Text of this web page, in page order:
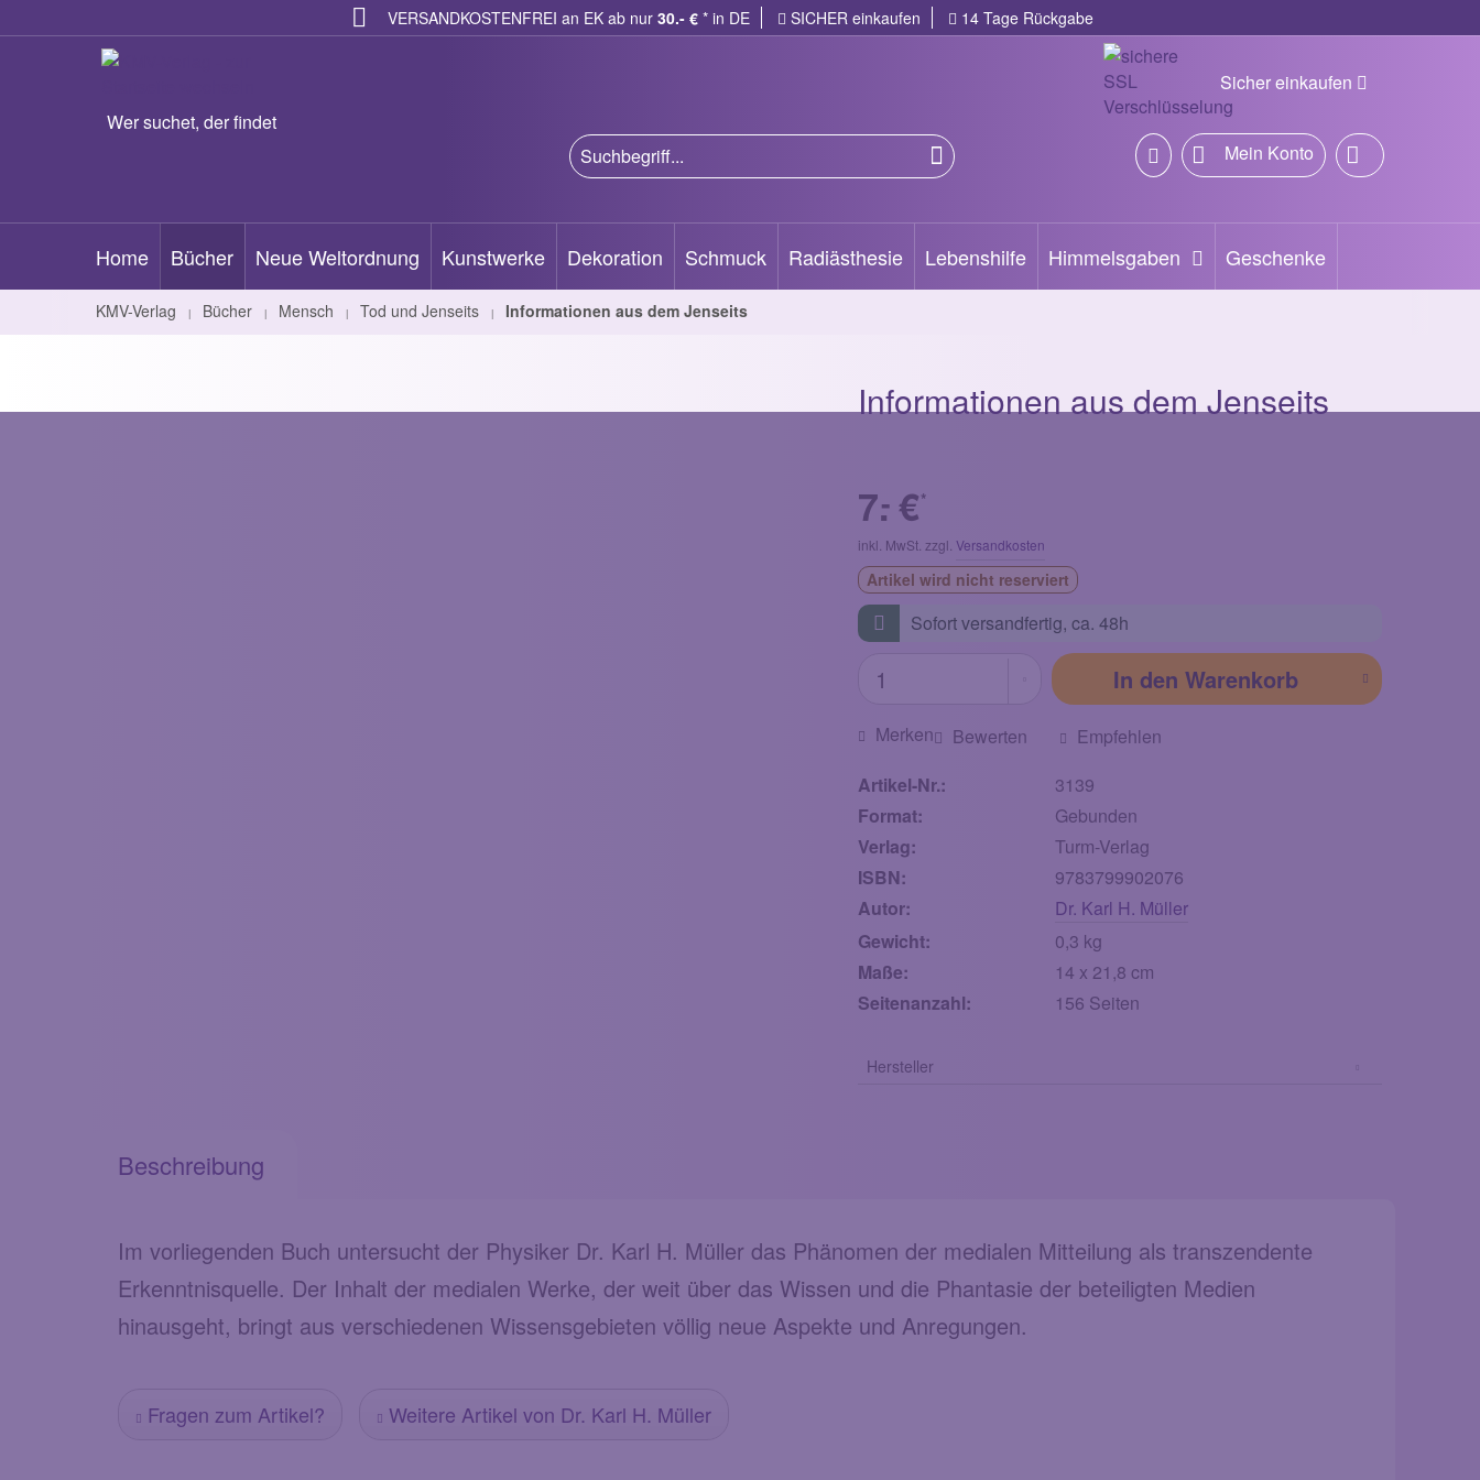
VERSANDKOSTENFREI an EK ab nur 30.- € * in DE SICHER einkaufen 14 Tage Rückgabe
Sicher einkaufen
Wer suchet, der findet
Mein Konto
Home Bücher Neue Weltordnung Kunstwerke Dekoration Schmuck Radiästhesie Lebenshilfe Himmelsgaben Geschenke
KMV-Verlag | Bücher | Mensch | Tod und Jenseits | Informationen aus dem Jenseits
Informationen aus dem Jenseits
7.
- €*
inkl. MwSt. zzgl.Versandkosten
Artikel wird nicht reserviert
Sofort versandfertig, ca. 48h
In den Warenkorb
Merken Bewerten
Empfehlen
Artikel-Nr.:
3139
Format:
Gebunden
Verlag:
Turm-Verlag
ISBN:
9783799902076
Autor:
Dr. Karl H. Müller
Gewicht:
0,3 kg
Maße:
14 x 21,8 cm
Seitenanzahl:
156 Seiten
Hersteller
Beschreibung
Im vorliegenden Buch untersucht der Physiker Dr. Karl H. Müller das Phänomen der medialen Mitteilung als transzendente
Erkenntnisquelle. Der Inhalt der medialen Werke, der weit über das Wissen und die Phantasie der beteiligten Medien
hinausgeht, bringt aus verschiedenen Wissensgebieten völlig neue Aspekte und Anregungen.
Fragen zum Artikel? Weitere Artikel von Dr. Karl H. Müller